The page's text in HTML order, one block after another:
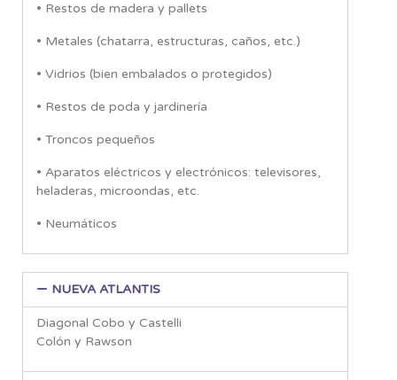
• Restos de madera y pallets
• Metales (chatarra, estructuras, caños, etc.)
• Vidrios (bien embalados o protegidos)
• Restos de poda y jardinería
• Troncos pequeños
• Aparatos eléctricos y electrónicos: televisores,
heladeras, microondas, etc.
• Neumáticos
NUEVA ATLANTIS
Diagonal Cobo y Castelli
Colón y Rawson